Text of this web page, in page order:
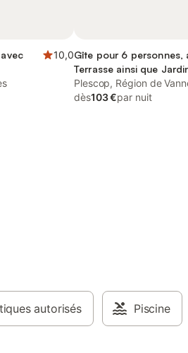
10,0Gîte pour 6 personnes,
Terrasse ainsi que
Plescop, Région de
dès103 €par nuit
autorisés Piscine